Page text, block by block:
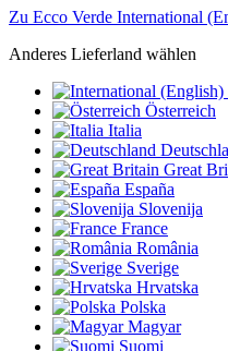
Zu Ecco Verde International
Anderes Lieferland wählen
Österreich
Italia
Great
España
Slovenija
France
România
Sverige
Hrvatska
Polska
Magyar
Suomi